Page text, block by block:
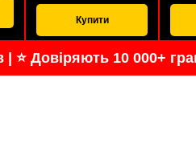
Купити
| ⭐ Довіряють 10 000+